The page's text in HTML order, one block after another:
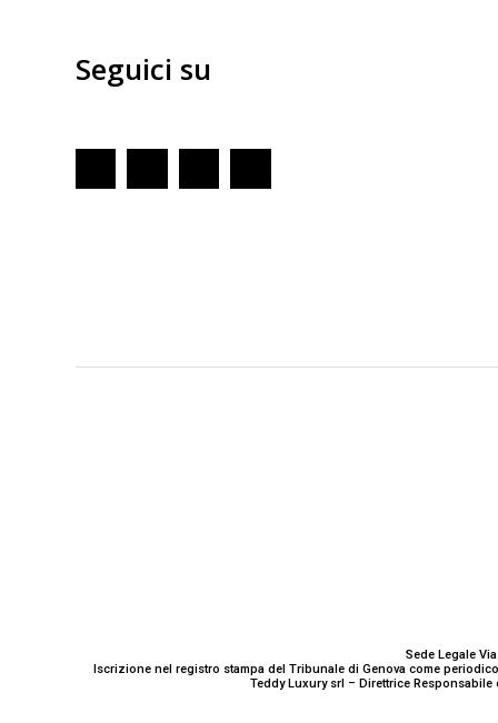
Seguici su
Sede Legale
Iscrizione nel registro stampa del Tribunale di Genova come
Teddy Luxury srl – Direttrice Responsabile